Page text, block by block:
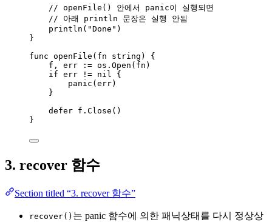
// openFile() 안에서 panic이 실행되면
// 아래 println 문장은 실행 안됨
println ( "Done " )
}
func openFile ( fn string ) {
f , err := os . Open ( fn )
if err != nil {
panic ( err)
}
defer f . Close ()
}
3. recover 함수
Section titled “3. recover 함수”
recover() 는 panic 함수에 의한 패닉상태를 다시 정상상